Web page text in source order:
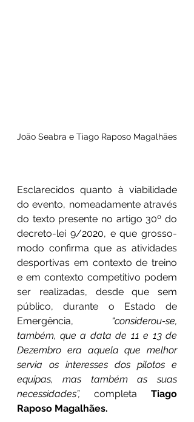
João Seabra e Tiago Raposo Magalhães
Esclarecidos quanto à viabilidade
do evento, nomeadamente através
do texto presente no artigo 30º do
decreto-lei 9/2020, e que grosso-
modo confirma que as atividades
desportivas em contexto de treino
e em contexto competitivo podem
ser realizadas, desde que sem
público, durante o Estado de
Emergência, “considerou-se,
também, que a data de 11 e 13 de
Dezembro era aquela que melhor
servia os interesses dos pilotos e
equipas, mas também as suas
necessidades”, completa Tiago
Raposo Magalhães.